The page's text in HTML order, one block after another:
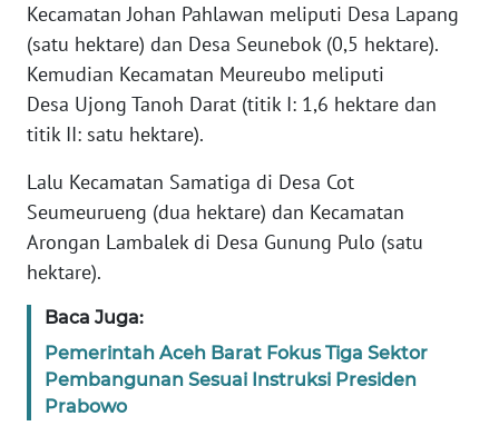
Kecamatan Johan Pahlawan meliputi Desa Lapang
(satu hektare) dan Desa Seunebok (0,5 hektare).
Kemudian Kecamatan Meureubo meliputi
Desa Ujong Tanoh Darat (titik I: 1,6 hektare dan
titik II: satu hektare).
Lalu Kecamatan Samatiga di Desa Cot
Seumeurueng (dua hektare) dan Kecamatan
Arongan Lambalek di Desa Gunung Pulo (satu
hektare).
Baca Juga:
Pemerintah Aceh Barat Fokus Tiga Sektor
Pembangunan Sesuai Instruksi Presiden
Prabowo
WN
BANTEN
WN
NTT
KEPRI
WN
WN
PAPUA
BARAT